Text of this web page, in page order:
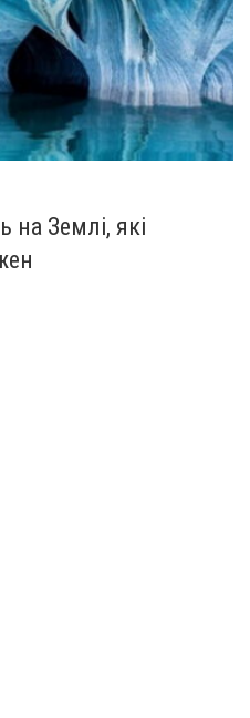
на Землі, які